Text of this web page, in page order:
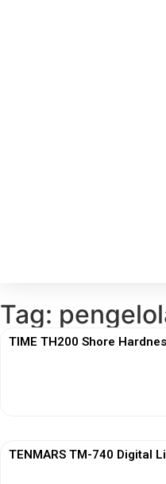
Tag:
TIME TH200 Shore
TENMARS TM-740 Digital